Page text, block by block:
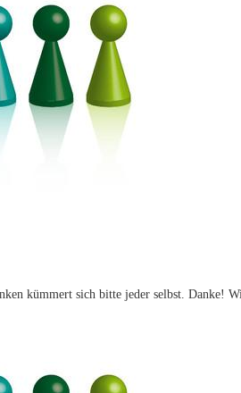
kümmert sich bitte jeder selbst. Danke!